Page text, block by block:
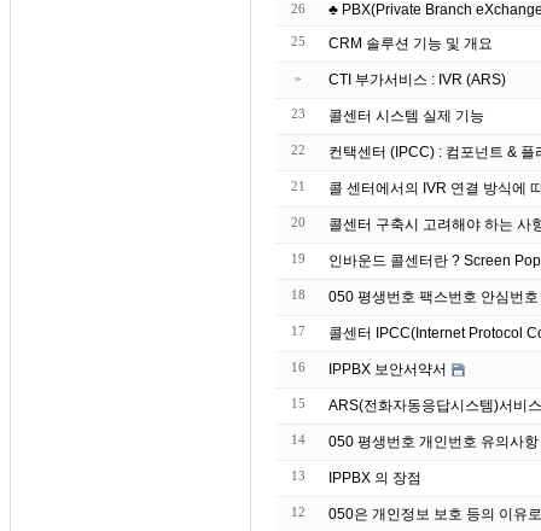
26 ♣ PBX(Private Branch
25 CRM 솔루션 기능 및 개요
» CTI 부가서비스 : IVR (ARS)
23 콜센터 시스템 실제 기능
22 컨택센터 (IPCC) : 컴포넌트 &
21 콜 센터에서의 IVR 연결 방식에
20 콜센터 구축시 고려해야 하는 사
19 인바운드 콜센터
18 050 평생번호 팩스번호 안심번호
17 콜센터 IPCC(Internet Protocol
16 IPPBX 보안서약서
15 ARS(전화자동응답시스템)서비
14 050 평생번호 개인번호 유의사항
13 IPPBX 의 장점
12 050은 개인정보 보호 등의 이유